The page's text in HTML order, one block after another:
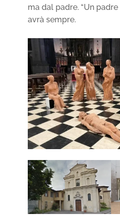
ma dal padre. “Un padre
avrà sempre.